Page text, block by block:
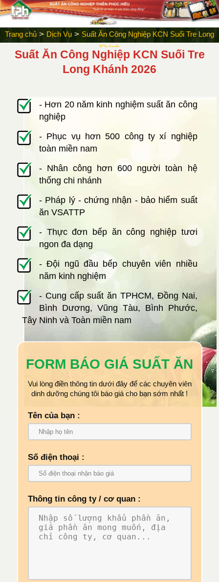
Trang chủ > Dịch Vụ > Suất Ăn Công Nghiệp KCN Suối Tre Long
Khánh
Suất Ăn Công Nghiệp KCN Suối Tre
Long Khánh 2026
- Hơn 20 năm kinh nghiệm suất ăn công
nghiệp
- Phục vụ hơn 500 công ty xí nghiệp
toàn miền nam
- Nhân công hơn 600 người toàn hệ
thống chi nhánh
- Pháp lý - chứng nhận - bảo hiểm suất
ăn VSATTP
- Thực đơn bếp ăn công nghiệp tươi
ngon đa dạng
- Đội ngũ đầu bếp chuyên viên nhiều
năm kinh nghiệm
- Cung cấp suất ăn TPHCM, Đồng Nai,
Bình Dương, Vũng Tàu, Bình Phước,
Tây Ninh và Toàn miền nam
FORM BÁO GIÁ SUẤT ĂN
Vui lòng điền thông tin dưới đây để các chuyên viên
dinh dưỡng chúng tôi báo giá cho bạn sớm nhất !
Tên của bạn :
Số điện thoại :
Thông tin công ty / cơ quan :